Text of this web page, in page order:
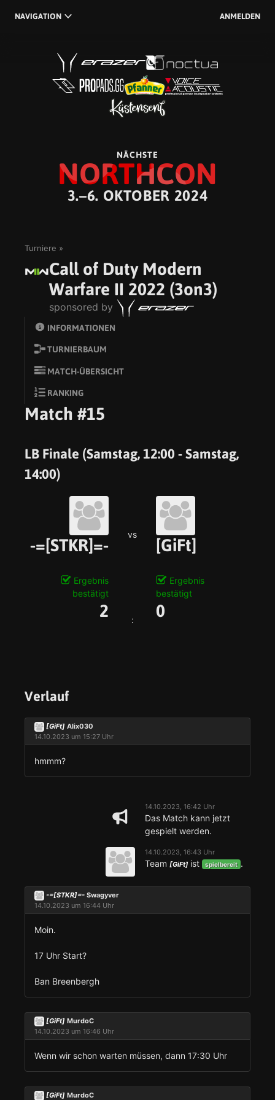
NAVIGATION ANMELDEN
NÄCHSTE
NORTHCON
3.–6. OKTOBER 2024
Turniere
Call of Duty Modern
Warfare II 2022 (3on3)
sponsored by
INFORMATIONEN
TURNIERBAUM
MATCH-ÜBERSICHT
RANKING
Match #15
LB Finale (Samstag, 12:00 - Samstag,
14:00)
-=[STKR]=-
vs
[GiFt]
Ergebnis
bestätigt
Ergebnis
bestätigt
2 : 0
Verlauf
[GiFt] Alix030
14.10.2023 um 15:27 Uhr
hmmm?
14.10.2023, 16:42 Uhr
Das Match kann jetzt
gespielt werden.
14.10.2023, 16:43 Uhr
Team [GiFt] ist spielbereit .
-=[STKR]=- Swagyver
14.10.2023 um 16:44 Uhr
Moin.
17 Uhr Start?
Ban Breenbergh
[GiFt] MurdoC
14.10.2023 um 16:46 Uhr
Wenn wir schon warten müssen, dann 17:30 Uhr
[GiFt] MurdoC